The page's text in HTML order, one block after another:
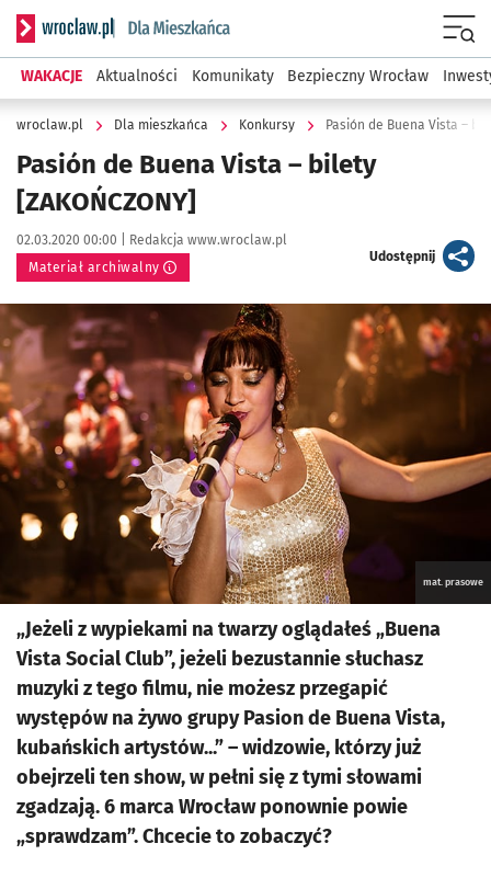
Serwis informacyjny wroclaw.pl podserwis: Dla mieszkańca
WAKACJE Aktualności Komunikaty Bezpieczny Wrocław
wroclaw.pl Dla mieszkańca Konkursy Pasión de Buena Vista –
Pasión de Buena Vista – bilety
[ZAKOŃCZONY]
Data publikacji:
02.03.2020 00:00 | Autor:
Redakcja www.wroclaw.pl
Materiał archiwalny
Udostępnijartykuł
Kliknij, aby powiększyć
mat. prasowe
„Jeżeli z wypiekami na twarzy oglądałeś „Buena
Vista Social Club”, jeżeli bezustannie słuchasz
muzyki z tego filmu, nie możesz przegapić
występów na żywo grupy Pasion de Buena Vista,
kubańskich artystów...” – widzowie, którzy już
obejrzeli ten show, w pełni się z tymi słowami
zgadzają. 6 marca Wrocław ponownie powie
„sprawdzam”. Chcecie to zobaczyć?